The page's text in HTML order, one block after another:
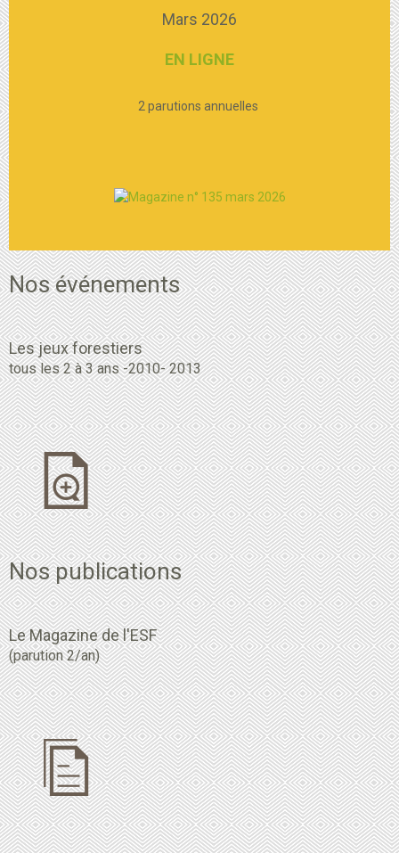
Mars 2026
EN LIGNE
2 parutions annuelles
Nos événements
Les jeux forestiers
tous les 2 à 3 ans -2010- 2013
Nos publications
Le Magazine de l'ESF
(parution 2/an)